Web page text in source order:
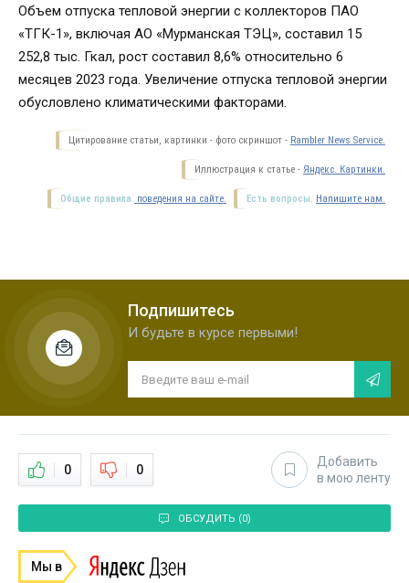
Объем отпуска тепловой энергии с коллекторов ПАО
«ТГК-1», включая АО «Мурманская ТЭЦ», составил 15
252,8 тыс. Гкал, рост составил 8,6% относительно 6
месяцев 2023 года. Увеличение отпуска тепловой энергии
обусловлено климатическими факторами.
Цитирование статьи, картинки - фото скриншот - Rambler News Service.
Иллюстрация к статье - Яндекс. Картинки.
Есть вопросы. Напишите нам.
Общие правила поведения на сайте.
Подпишитесь
И будьте в курсе первыми!
0 0
Добавить
в мою ленту
ОБСУДИТЬ (0)
Мы в